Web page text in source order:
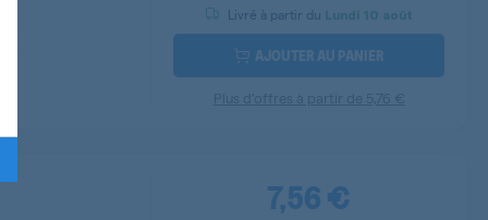
Livré à partir du Lundi 10 août
AJOUTER AU PANIER
7,56 €